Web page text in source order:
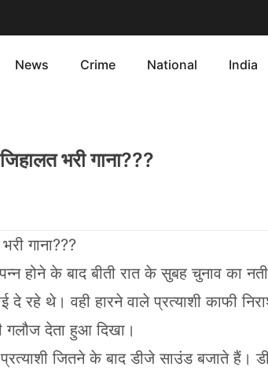
News Crime National India
भरी गाना???
गाना???
होने के बाद बीती रात के सुबह चुनाव का
रहे थे। वही हारने वाले प्रत्याशी काफी
गलौज देता हुआ दिखा।
जितने के बाद डीजे साउंड बजाते हैं।